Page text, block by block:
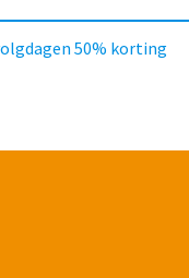
50% korting